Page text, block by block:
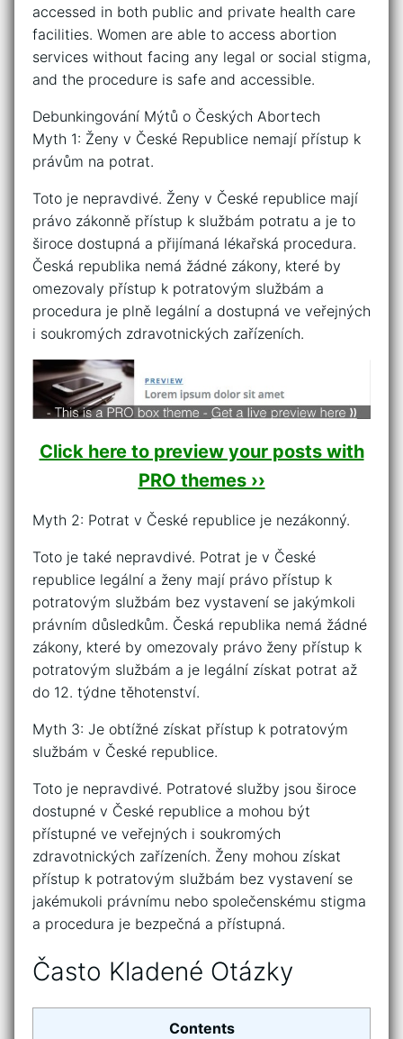
accessed in both public and private health care
facilities. Women are able to access abortion
services without facing any legal or social stigma,
and the procedure is safe and accessible.
Debunkingování Mýtů o Českých Abortech
Myth 1: Ženy v České Republice nemají přístup k
právům na potrat.
Toto je nepravdivé. Ženy v České republice mají
právo zákonně přístup k službám potratu a je to
široce dostupná a přijímaná lékařská procedura.
Česká republika nemá žádné zákony, které by
omezovaly přístup k potratovým službám a
procedura je plně legální a dostupná ve veřejných
i soukromých zdravotnických zařízeních.
Click here to preview your posts with
PRO themes ››
Myth 2: Potrat v České republice je nezákonný.
Toto je také nepravdivé. Potrat je v České
republice legální a ženy mají právo přístup k
potratovým službám bez vystavení se jakýmkoli
právním důsledkům. Česká republika nemá žádné
zákony, které by omezovaly právo ženy přístup k
potratovým službám a je legální získat potrat až
do 12. týdne těhotenství.
Myth 3: Je obtížné získat přístup k potratovým
službám v České republice.
Toto je nepravdivé. Potratové služby jsou široce
dostupné v České republice a mohou být
přístupné ve veřejných i soukromých
zdravotnických zařízeních. Ženy mohou získat
přístup k potratovým službám bez vystavení se
jakémukoli právnímu nebo společenskému stigma
a procedura je bezpečná a přístupná.
Často Kladené Otázky
Contents